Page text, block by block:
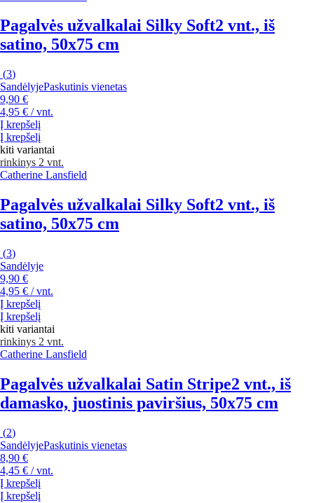
Pagalvės užvalkalai Silky Soft2 vnt., iš
satino, 50x75 cm
(3)
SandėlyjePaskutinis vienetas
9,90 €
4,95 € / vnt.
Į krepšelį
Į krepšelį
kiti variantai
rinkinys 2 vnt.
Catherine Lansfield
Pagalvės užvalkalai Silky Soft2 vnt., iš
satino, 50x75 cm
(3)
Sandėlyje
9,90 €
4,95 € / vnt.
Į krepšelį
Į krepšelį
kiti variantai
rinkinys 2 vnt.
Catherine Lansfield
Pagalvės užvalkalai Satin Stripe2 vnt., iš
damasko, juostinis paviršius, 50x75 cm
(2)
SandėlyjePaskutinis vienetas
8,90 €
4,45 € / vnt.
Į krepšelį
Į krepšelį